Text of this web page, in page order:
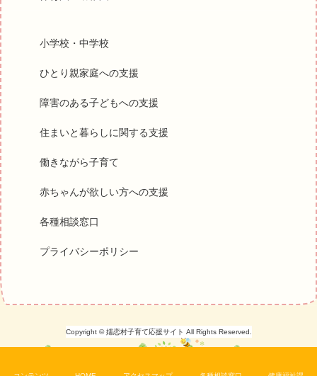
小学校・中学校
ひとり親家庭への支援
障害のある子どもへの支援
住まいと暮らしに関する支援
働きながら子育て
赤ちゃんが欲しい方への支援
各種相談窓口
プライバシーポリシー
Copyright © 嬬恋村子育て応援サイト All Rights Reserved.